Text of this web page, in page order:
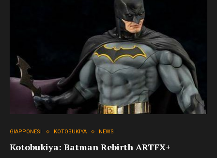
GIAPPONESI KOTOBUKIYA NEWS !
Kotobukiya: Batman Rebirth ARTFX+